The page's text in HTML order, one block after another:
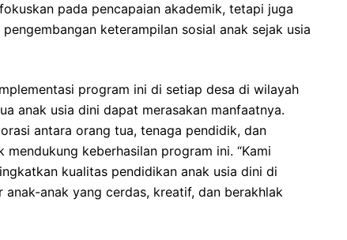
pada pencapaian akademik, tetapi juga
keterampilan sosial anak sejak usia
program ini di setiap desa di wilayah
anak usia dini dapat merasakan manfaatnya.
antara orang tua, tenaga pendidik, dan
keberhasilan program ini. “Kami
kualitas pendidikan anak usia dini di
anak-anak yang cerdas, kreatif, dan berakhlak